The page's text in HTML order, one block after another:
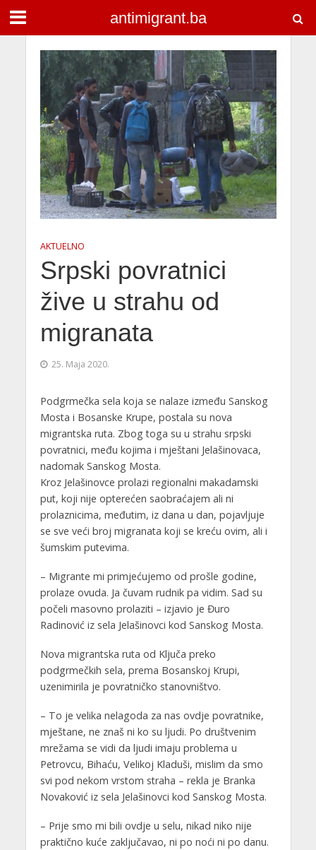
antimigrant.ba
AKTUELNO
Srpski povratnici
žive u strahu od
migranata
25. Maja 2020.
Podgrmečka sela koja se nalaze između Sanskog
Mosta i Bosanske Krupe, postala su nova
migrantska ruta. Zbog toga su u strahu srpski
povratnici, među kojima i mještani Јelašinovaca,
nadomak Sanskog Mosta.
Kroz Јelašinovce prolazi regionalni makadamski
put, koji nije opterećen saobraćajem ali ni
prolaznicima, međutim, iz dana u dan, pojavljuje
se sve veći broj migranata koji se kreću ovim, ali i
šumskim putevima.
– Migrante mi primjećujemo od prošle godine,
prolaze ovuda. Јa čuvam rudnik pa vidim. Sad su
počeli masovno prolaziti – izjavio je Đuro
Radinović iz sela Јelašinovci kod Sanskog Mosta.
Nova migrantska ruta od Ključa preko
podgrmečkih sela, prema Bosanskoj Krupi,
uzenimirila je povratničko stanovništvo.
– To je velika nelagoda za nas ovdje povratnike,
mještane, ne znaš ni ko su ljudi. Po društvenim
mrežama se vidi da ljudi imaju problema u
Petrovcu, Bihaću, Velikoj Kladuši, mislim da smo
svi pod nekom vrstom straha – rekla je Branka
Novaković iz sela Јelašinovci kod Sanskog Mosta.
– Prije smo mi bili ovdje u selu, nikad niko nije
praktično kuće zaključavao, ni po noći ni po danu.